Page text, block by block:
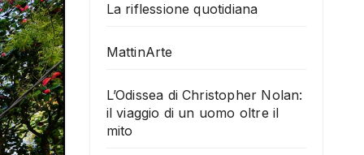
La riflessione quotidiana
MattinArte
L’Odissea di Christopher Nolan:
il viaggio di un uomo oltre il
mito